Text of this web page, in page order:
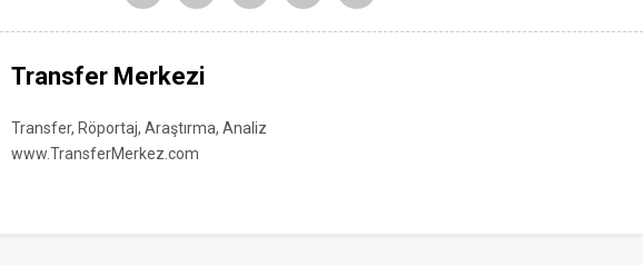
Transfer Merkezi
Transfer, Röportaj, Araştırma, Analiz
www.TransferMerkez.com